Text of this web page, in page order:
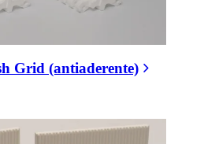
Grid (antiaderente)